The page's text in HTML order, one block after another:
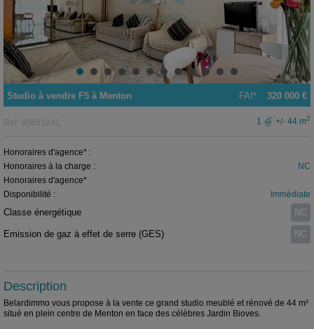
320 000 €
Studio à vendre F5 à Menton FAI*
Ref. 85651841 1 +/- 44 m2
Honoraires d'agence* :
Honoraires à la charge :
NC
Honoraires d'agence*
Disponibilité :
Immédiate
Classe énergétique NC
Emission de gaz à effet de serre (GES) NC
Description
Belardimmo vous propose à la vente ce grand studio meublé et rénové de 44 m²
situé en plein centre de Menton en face des célèbres Jardin Bioves.